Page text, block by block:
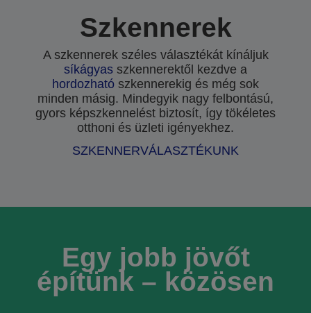
Szkennerek
A szkennerek széles választékát kínáljuk
síkágyas szkennerektől kezdve a
hordozható szkennerekig és még sok
minden másig. Mindegyik nagy felbontású,
gyors képszkennelést biztosít, így tökéletes
otthoni és üzleti igényekhez.
SZKENNERVÁLASZTÉKUNK
Egy jobb jövőt
építünk – közösen